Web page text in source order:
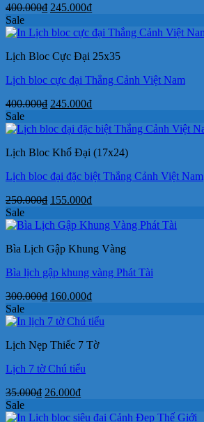
400.000₫ Giá
là:
245.000₫Giá
tại
245.000₫.
Sale
Lịch Bloc Cực Đại 25x35
Lịch bloc cực đại Thắng Cảnh Việt Nam
400.000₫ Giá
là:
245.000₫Giá
tại
245.000₫.
Sale
Lịch Bloc Khổ Đại (17x24)
Lịch bloc đại đặc biệt Thắng Cảnh Việt Nam
250.000₫ Giá
là:
155.000₫Giá
tại
155.000₫.
Sale
Bìa Lịch Gập Khung Vàng
Bìa lịch gập khung vàng Phát Tài
300.000₫ Giá
là:
160.000₫Giá
tại
160.000₫.
Sale
Lịch Nẹp Thiếc 7 Tờ
Lịch 7 tờ Chú tiểu
35.000₫ Giá
là:
26.000₫Giá
tại
Sale